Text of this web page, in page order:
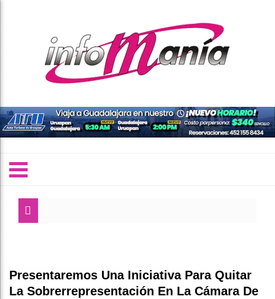
Presentaremos Una Iniciativa Para Quitar
La Sobrerrepresentación En La Cámara De